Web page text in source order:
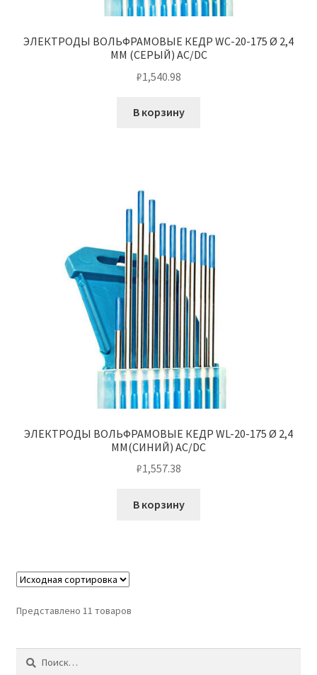
ЭЛЕКТРОДЫ ВОЛЬФРАМОВЫЕ КЕДР WC-20-175 Ø 2,4
ММ (СЕРЫЙ) AC/DC
₽1,540.98
В корзину
ЭЛЕКТРОДЫ ВОЛЬФРАМОВЫЕ КЕДР WL-20-175 Ø 2,4
ММ(СИНИЙ) AC/DC
₽1,557.38
В корзину
Представлено 11 товаров
Найти: